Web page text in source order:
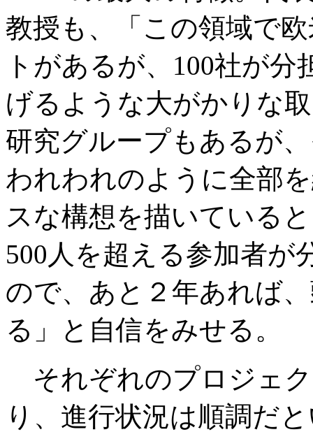
教授も、「この領域で
トがあるが、100社が
げるような大がかりな
研究グループもあるが
われわれのように全部
スな構想を描いている
500人を超える参加者が
ので、あと２年あれば
る」と自信をみせる。
それぞれのプロジェ
り、進行状況は順調だ